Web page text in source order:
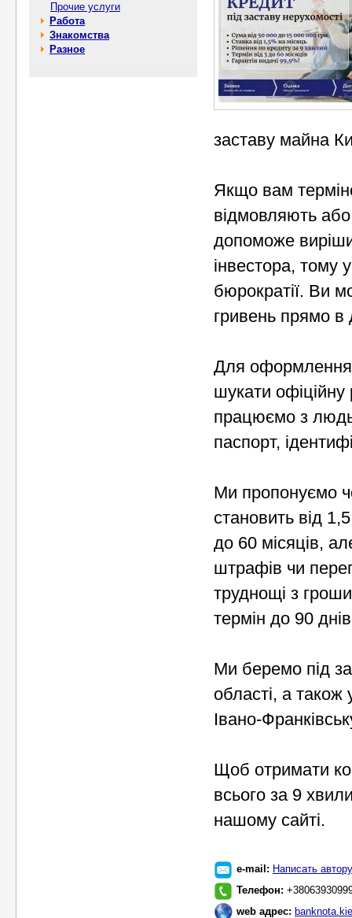
Прочие услуги
Работа
Знакомства
Разное
заставу майна
Якщо вам
відмовляють
допоможе
інвестора, тому
бюрократії. Ви
гривень прямо в
Для оформлення
шукати
працюємо з
паспорт,
Ми пропонуємо
становить від
до 60 місяців,
штрафів чи
труднощі з
термін до 90
Ми беремо під
області, а також
Івано-
Щоб отримати
всього за 9
нашому сайті.
e-mail: Написать автору
Телефон:
web адрес: